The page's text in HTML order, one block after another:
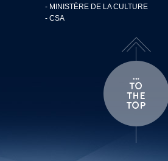
- MINISTÈRE DE LA CULTURE
- CSA